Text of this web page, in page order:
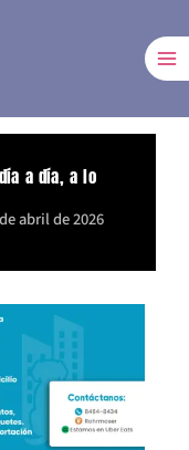
a día, a lo
abril de 2026